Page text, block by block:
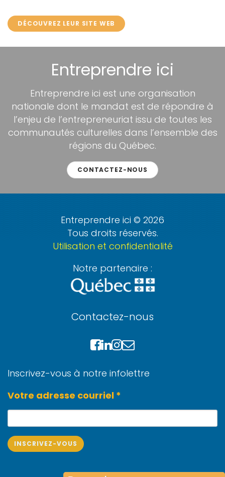
DÉCOUVREZ LEUR SITE WEB
Entreprendre ici
Entreprendre ici est une organisation
nationale dont le mandat est de répondre à
l’enjeu de l’entrepreneuriat issu de toutes les
communautés culturelles dans l’ensemble des
régions du Québec.
CONTACTEZ-NOUS
Entreprendre ici © 2026
Tous droits réservés.
Utilisation et confidentialité
Notre partenaire :
Contactez-nous
Inscrivez-vous à notre infolettre
Votre adresse courriel *